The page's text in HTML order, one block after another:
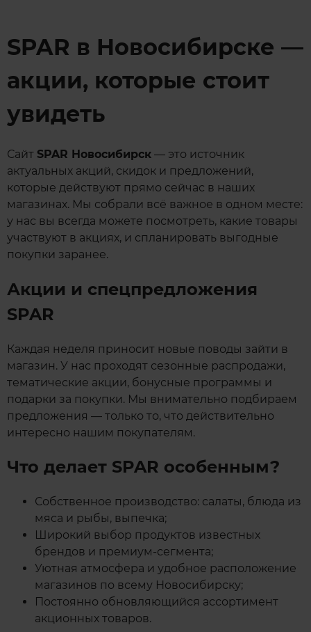
SPAR в Новосибирске —
акции, которые стоит
увидеть
Сайт SPAR Новосибирск — это источник
актуальных акций, скидок и предложений,
которые действуют прямо сейчас в наших
магазинах. Мы собрали всё важное в одном месте:
у нас вы всегда можете посмотреть, какие товары
участвуют в акциях, и спланировать выгодные
покупки заранее.
Акции и спецпредложения
SPAR
Каждая неделя приносит новые поводы зайти в
магазин. У нас проходят сезонные распродажи,
тематические акции, бонусные программы и
подарки за покупки. Мы внимательно подбираем
предложения — только то, что действительно
интересно нашим покупателям.
Что делает SPAR особенным?
Собственное производство: салаты, блюда из
мяса и рыбы, выпечка;
Широкий выбор продуктов известных
брендов и премиум-сегмента;
Уютная атмосфера и удобное расположение
магазинов по всему Новосибирску;
Постоянно обновляющийся ассортимент
акционных товаров.